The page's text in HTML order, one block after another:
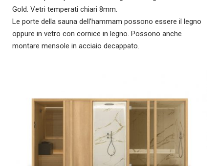
Gold. Vetri temperati chiari 8mm.
Le porte della sauna dell’hammam possono essere il legno
oppure in vetro con cornice in legno. Possono anche
montare mensole in acciaio decappato.